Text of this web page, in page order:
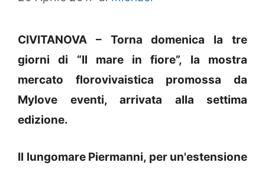
CIVITANOVA – Torna domenica la tre
giorni di “Il mare in fiore”, la mostra
mercato florovivaistica promossa da
Mylove eventi, arrivata alla settima
edizione.
Il lungomare Piermanni, per un'estensione